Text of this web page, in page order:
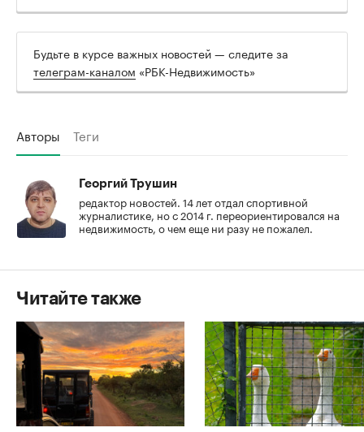
Будьте в курсе важных новостей — следите за
телеграм-каналом «РБК-Недвижимость»
Авторы Теги
Георгий Трушин
редактор новостей. 14 лет отдал спортивной
журналистике, но с 2014 г. переориентировался на
недвижимость, о чем еще ни разу не пожалел.
Читайте также